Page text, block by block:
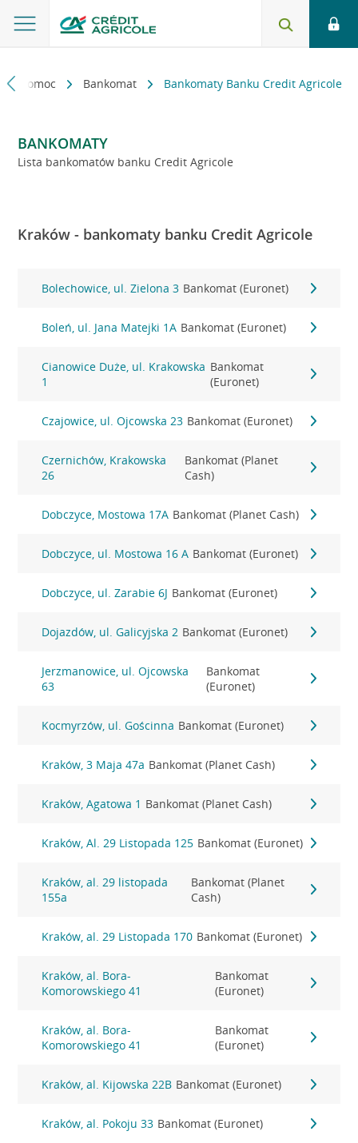
i pomoc Bankomat Bankomaty Banku Credit Agricole
BANKOMATY
Lista bankomatów banku Credit Agricole
Kraków - bankomaty banku Credit Agricole
Bolechowice, ul. Zielona 3 Bankomat (Euronet)
Boleń, ul. Jana Matejki 1A Bankomat (Euronet)
Cianowice Duże, ul. Krakowska
1
Bankomat
(Euronet)
Czajowice, ul. Ojcowska 23 Bankomat (Euronet)
Czernichów, Krakowska
26
Bankomat (Planet
Cash)
Dobczyce, Mostowa 17A Bankomat (Planet Cash)
Dobczyce, ul. Mostowa 16 A Bankomat (Euronet)
Dobczyce, ul. Zarabie 6J Bankomat (Euronet)
Dojazdów, ul. Galicyjska 2 Bankomat (Euronet)
Jerzmanowice, ul. Ojcowska
63
Bankomat
(Euronet)
Kocmyrzów, ul. Gościnna Bankomat (Euronet)
Kraków, 3 Maja 47a Bankomat (Planet Cash)
Kraków, Agatowa 1 Bankomat (Planet Cash)
Kraków, Al. 29 Listopada 125 Bankomat (Euronet)
Kraków, al. 29 listopada
155a
Bankomat (Planet
Cash)
Kraków, al. 29 Listopada 170 Bankomat (Euronet)
Kraków, al. Bora-
Komorowskiego 41
Bankomat
(Euronet)
Kraków, al. Bora-
Komorowskiego 41
Bankomat
(Euronet)
Kraków, al. Kijowska 22B Bankomat (Euronet)
Kraków, al. Pokoju 33 Bankomat (Euronet)